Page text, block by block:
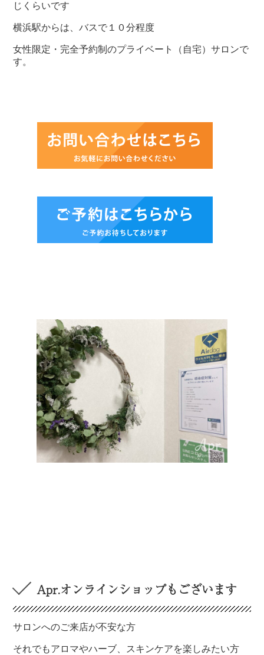
じくらいです
横浜駅からは、バスで１０分程度
女性限定・完全予約制のプライベート（自宅）サロンで
す。
Apr.オンラインショップもございます
サロンへのご来店が不安な方
それでもアロマやハーブ、スキンケアを楽しみたい方